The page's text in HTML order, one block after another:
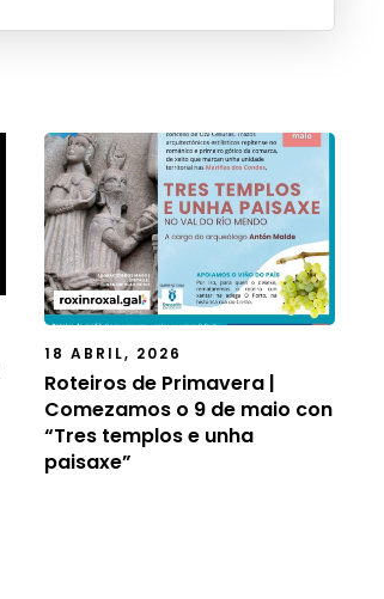
18 ABRIL, 2026
Roteiros de Primavera |
Comezamos o 9 de maio con
“Tres templos e unha
paisaxe”